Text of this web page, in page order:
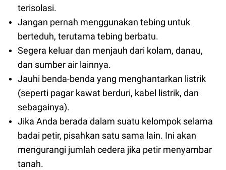
terisolasi.
Jangan pernah menggunakan tebing untuk
berteduh, terutama tebing berbatu.
Segera keluar dan menjauh dari kolam, danau,
dan sumber air lainnya.
Jauhi benda-benda yang menghantarkan listrik
(seperti pagar kawat berduri, kabel listrik, dan
sebagainya).
Jika Anda berada dalam suatu kelompok selama
badai petir, pisahkan satu sama lain. Ini akan
mengurangi jumlah cedera jika petir menyambar
tanah.